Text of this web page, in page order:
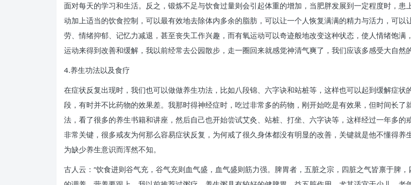
面对每天的学习和生活。反之，锻炼不足与饮食过量则会引起体重的增加，当肥胖发展到一定程度时，
动加上适当的饮食控制，可以最有效地去除体内多余的脂肪，可以让一个人恢复满满的精力与活力，可
劳、情绪抑郁、记忆力减退，甚至丧失工作兴趣，而有氧运动可以奇迹般地改变这种状态，使人情绪饱
运动来得到改善和缓解，我以前经常去公园散步，走一圈回来就感觉神清气爽了，我们应该多感受大自然
4.养生功法以及食疗
在症状反复出现时，我们也可以做做养生功法，比如八段锦、六字诀和站桩等，这样也可以起到缓解症
段，有时并不比药物的效果差。我那时得神经症时，吃过非常多的药物，刚开始吃是有效果，但时间长
法，看了很多的养生书籍和讲座，然后自己也开始尝试艾灸、站桩、打坐、六字诀等，这样经过一年多
非常关键，很多戒友为何那么容易症状反复，为何戒了很久身体都没有明显的改善，关键就是他不懂得
为缺少养生意识而浑然不知。
古人云：“饮食进则谷气充，谷气充则血气盛，血气盛则筋力强。脾胃者，五脏之宗，四脏之气皆禀于脾